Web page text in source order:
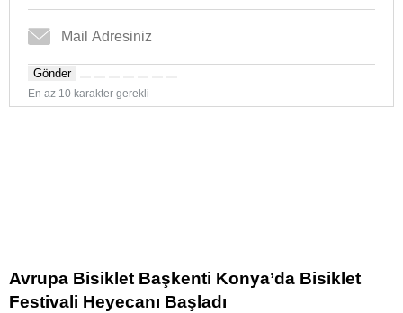
Gönder
En az 10 karakter gerekli
Avrupa Bisiklet Başkenti Konya’da Bisiklet
Festivali Heyecanı Başladı